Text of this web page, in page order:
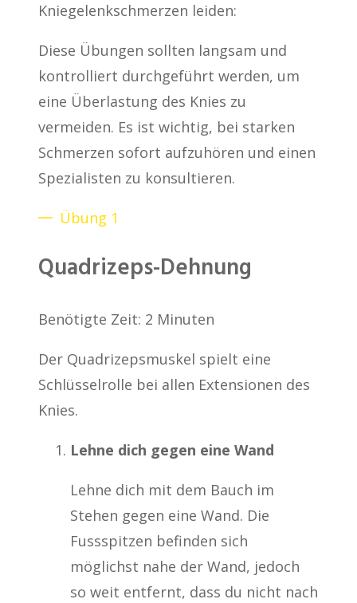
Kniegelenkschmerzen leiden:
Diese Übungen sollten langsam und
kontrolliert durchgeführt werden, um
eine Überlastung des Knies zu
vermeiden. Es ist wichtig, bei starken
Schmerzen sofort aufzuhören und einen
Spezialisten zu konsultieren.
Übung 1
Quadrizeps-Dehnung
Benötigte Zeit: 2 Minuten
Der Quadrizepsmuskel spielt eine
Schlüsselrolle bei allen Extensionen des
Knies.
Lehne dich gegen eine Wand
Lehne dich mit dem Bauch im
Stehen gegen eine Wand. Die
Fussspitzen befinden sich
möglichst nahe der Wand, jedoch
so weit entfernt, dass du nicht nach